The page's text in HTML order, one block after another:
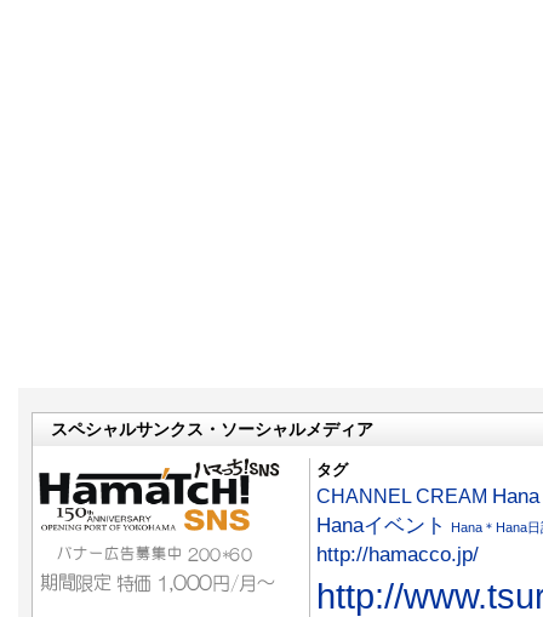
スペシャルサンクス・ソーシャルメディア
タグ
CHANNEL CREAM
Hanaイベント
Hana＊Hana日
http://hamacco.jp/
http://